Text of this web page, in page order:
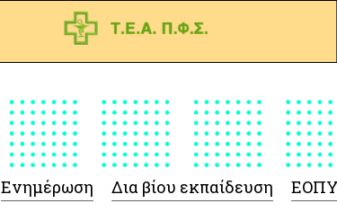
Ενημέρωση Δια βίου εκπαίδευση